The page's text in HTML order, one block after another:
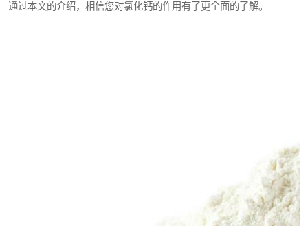
通过本文的介绍，相信您对氯化钙的作用有了更全面的了解。